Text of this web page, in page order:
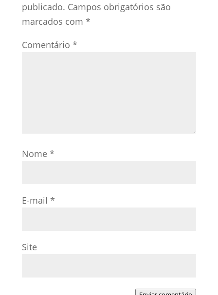
publicado. Campos obrigatórios são
marcados com *
Comentário *
Nome *
E-mail *
Site